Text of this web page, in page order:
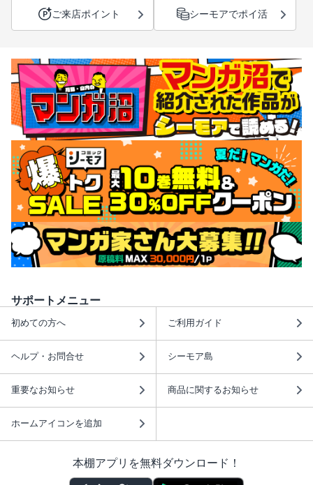
ご来店ポイント シーモアでポイ活
サポートメニュー
初めての方へ ご利用ガイド
ヘルプ・お問合せ シーモア島
重要なお知らせ 商品に関するお知らせ
ホームアイコンを追加
本棚アプリを無料ダウンロード！